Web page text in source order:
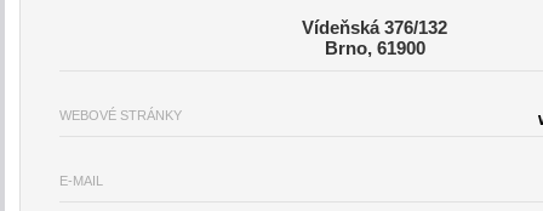
Vídeňská 376/132
Brno, 61900
WEBOVÉ STRÁNKY
E-MAIL